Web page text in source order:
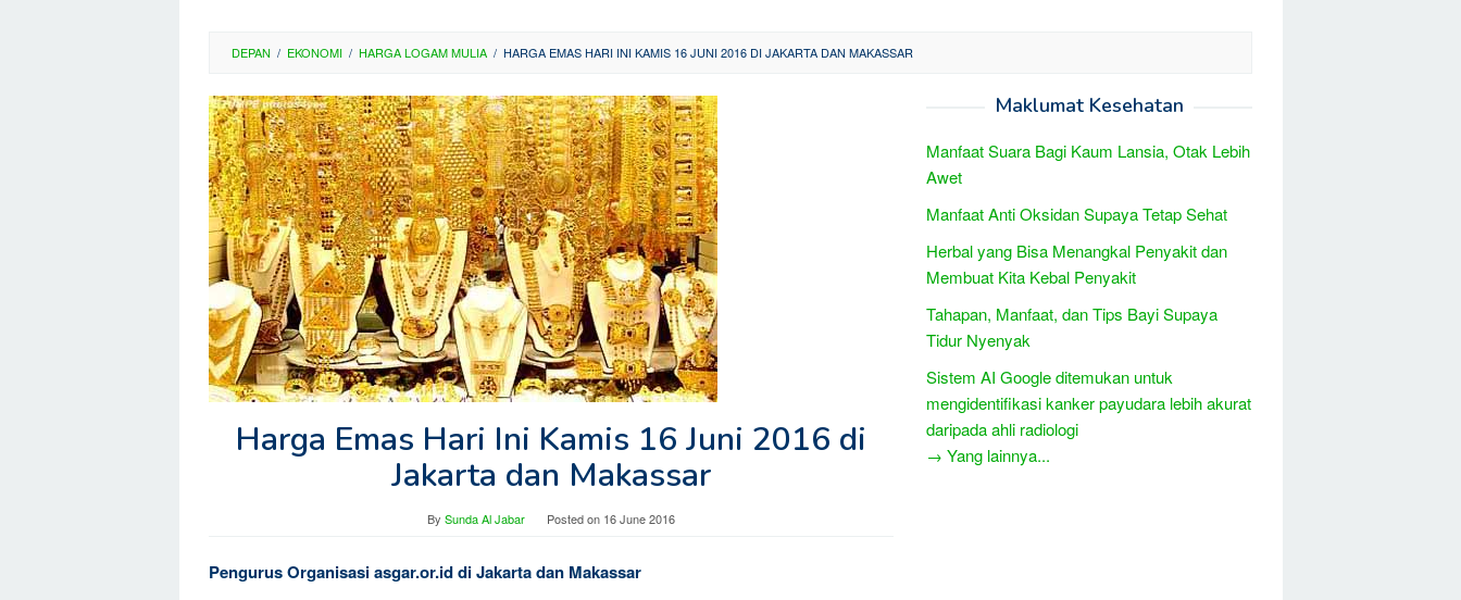
DEPAN / EKONOMI / HARGA LOGAM MULIA / HARGA EMAS HARI INI KAMIS 16 JUNI 2016 DI JAKARTA DAN MAKASSAR
Harga Emas Hari Ini Kamis 16 Juni 2016 di
Jakarta dan Makassar
By Sunda Al Jabar Posted on 16 June 2016
Pengurus Organisasi asgar.or.id di Jakarta dan Makassar
Maklumat Kesehatan
Manfaat Suara Bagi Kaum Lansia, Otak Lebih
Awet
Manfaat Anti Oksidan Supaya Tetap Sehat
Herbal yang Bisa Menangkal Penyakit dan
Membuat Kita Kebal Penyakit
Tahapan, Manfaat, dan Tips Bayi Supaya
Tidur Nyenyak
Sistem AI Google ditemukan untuk
mengidentifikasi kanker payudara lebih akurat
daripada ahli radiologi
→ Yang lainnya...